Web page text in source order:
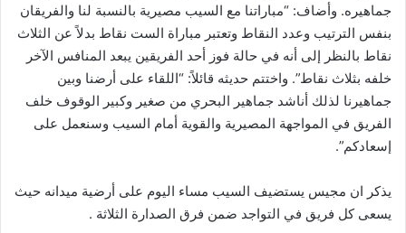
جماهيره. وأضاف: “مباراتنا مع السيب مصيرية بالنسبة لنا والفريقان
بنفس الترتيب وعدد النقاط وتعتبر مباراة الست نقاط بدلاً عن الثلاث
نقاط بالنظر إلى أنه في حالة فوز أحد الفريقين يبعد المنافس الآخر
خلفه بثلاث نقاط”. واختتم حديثه قائلاً: “اللقاء على أرضنا وبين
جماهيرنا لذلك أناشد جماهير البحري من صغير وكبير الوقوف خلف
الفريق في المواجهة المصيرية والقوية أمام السيب وسنعمل على
إسعادكم”.
يذكر ان مجيس يستضيف السيب مساء اليوم على أرضية ميدانه حيث
يسعى كل فريق في التواجد ضمن فرق الصدارة الثلاثة .